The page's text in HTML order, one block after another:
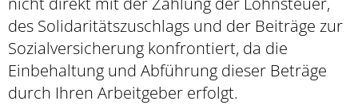
des Solidaritätszuschlags und der Beiträge zur
Sozialversicherung konfrontiert, da die
Einbehaltung und Abführung dieser Beträge
durch Ihren Arbeitgeber erfolgt.